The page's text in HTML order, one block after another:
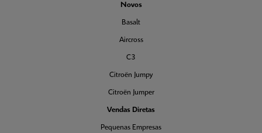
Novos
Basalt
Aircross
C3
Citroën Jumpy
Citroën Jumper
Vendas Diretas
Pequenas Empresas